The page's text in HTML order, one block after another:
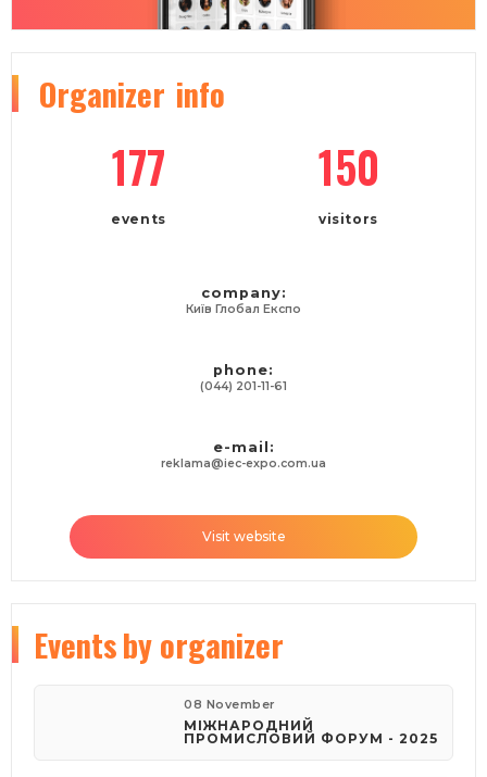
Organizer info
177
events
150
visitors
company:
Київ Глобал Експо
phone:
(044) 201-11-61
e-mail:
reklama@iec-expo.com.ua
Visit website
Eventsby organizer
08 November
МІЖНАРОДНИЙ
ПРОМИСЛОВИЙ ФОРУМ - 2025